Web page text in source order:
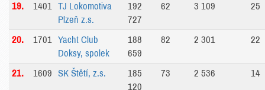
19. 1401
TJ Lokomotiva
Plzeň z.s.
192
727
62 3 109 25
20. 1701
Yacht Club
Doksy, spolek
188
659
82 2 301 22
21. 1609 SK Štětí, z.s.
185
120
73 2 536 14